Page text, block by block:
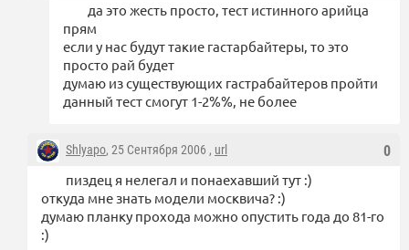
да это жесть просто, тест истинного арийца
прям
если у нас будут такие гастарбайтеры, то это
просто рай будет
думаю из существующих гастрабайтеров пройти
данный тест смогут 1-2%%, не более
0
Shlyapo, 25 Сентября 2006 , url
пиздец я нелегал и понаехавший тут :)
откуда мне знать модели москвича? :)
думаю планку прохода можно опустить года до 81-го
:)